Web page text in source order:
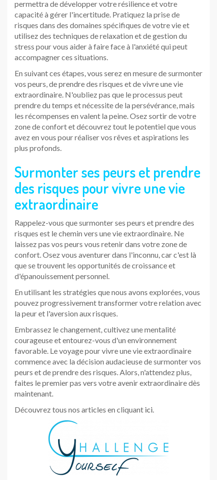
permettra de développer votre résilience et votre
capacité à gérer l'incertitude. Pratiquez la prise de
risques dans des domaines spécifiques de votre vie et
utilisez des techniques de relaxation et de gestion du
stress pour vous aider à faire face à l'anxiété qui peut
accompagner ces situations.
En suivant ces étapes, vous serez en mesure de surmonter
vos peurs, de prendre des risques et de vivre une vie
extraordinaire. N'oubliez pas que le processus peut
prendre du temps et nécessite de la persévérance, mais
les récompenses en valent la peine. Osez sortir de votre
zone de confort et découvrez tout le potentiel que vous
avez en vous pour réaliser vos rêves et aspirations les
plus profonds.
Surmonter ses peurs et prendre
des risques pour vivre une vie
extraordinaire
Rappelez-vous que surmonter ses peurs et prendre des
risques est le chemin vers une vie extraordinaire. Ne
laissez pas vos peurs vous retenir dans votre zone de
confort. Osez vous aventurer dans l'inconnu, car c'est là
que se trouvent les opportunités de croissance et
d'épanouissement personnel.
En utilisant les stratégies que nous avons explorées, vous
pouvez progressivement transformer votre relation avec
la peur et l'aversion aux risques.
Embrassez le changement, cultivez une mentalité
courageuse et entourez-vous d'un environnement
favorable. Le voyage pour vivre une vie extraordinaire
commence avec la décision audacieuse de surmonter vos
peurs et de prendre des risques. Alors, n'attendez plus,
faites le premier pas vers votre avenir extraordinaire dès
maintenant.
Découvrez tous nos articles en cliquant ici